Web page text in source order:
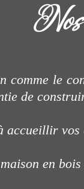
comme le
de
accueillir
en